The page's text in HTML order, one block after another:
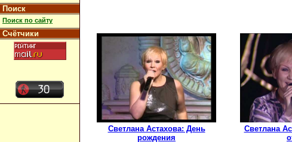
Поиск
Поиск по сайту
Счётчики
Светлана Астахова: День
рождения
Светлана